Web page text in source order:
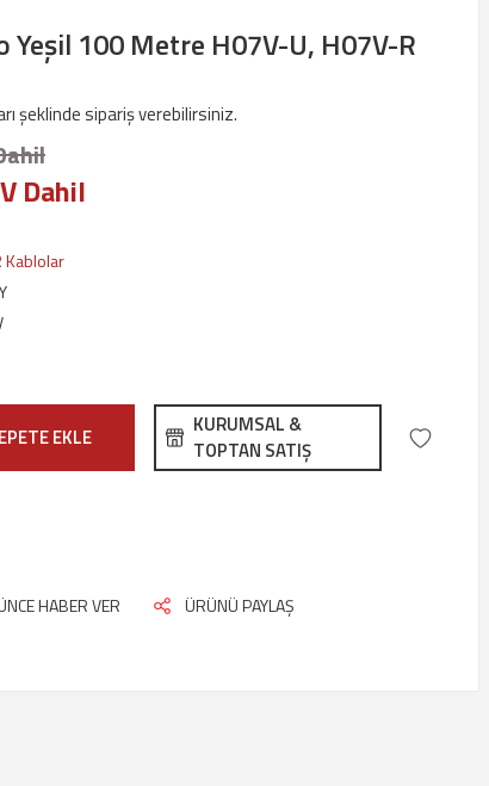
Yeşil 100 Metre H07V-U, H07V-R
şeklinde sipariş verebilirsiniz.
Dahil
Kablolar
EKLE
KURUMSAL &
TOPTAN SATIŞ
HABER VER ÜRÜNÜ PAYLAŞ